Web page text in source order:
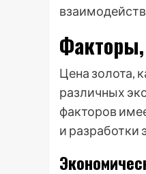
Цена золота,
различных
факторов
и разработки